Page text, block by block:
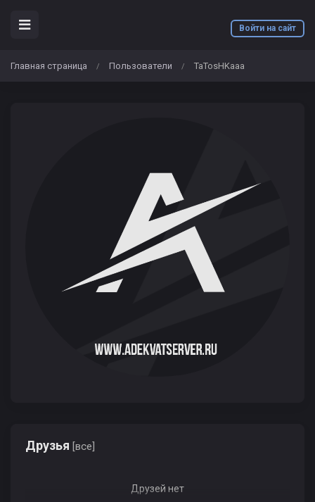
Войти на сайт
Главная страница / Пользователи / TaTosHKaaa
Друзья [все]
Друзей нет